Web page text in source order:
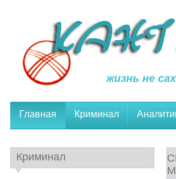
жизнь не
Главная Криминал
Криминал